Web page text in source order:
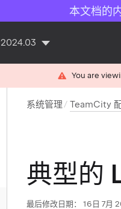
本文档的
2024.03
You are
系统管理 TeamCity
典型的
最后修改日期： 16日 7月